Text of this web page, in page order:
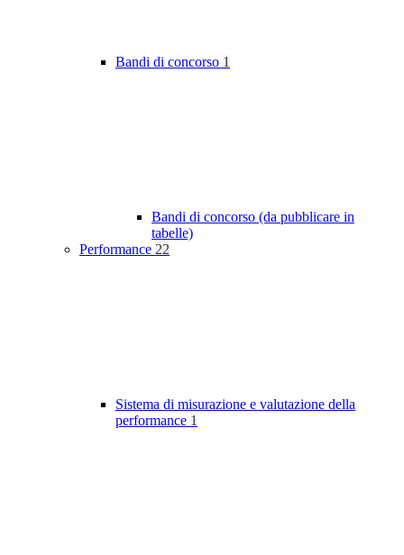
Bandi di concorso 1
Bandi di concorso (da pubblicare in
tabelle)
Performance 22
Sistema di misurazione e valutazione della
performance 1